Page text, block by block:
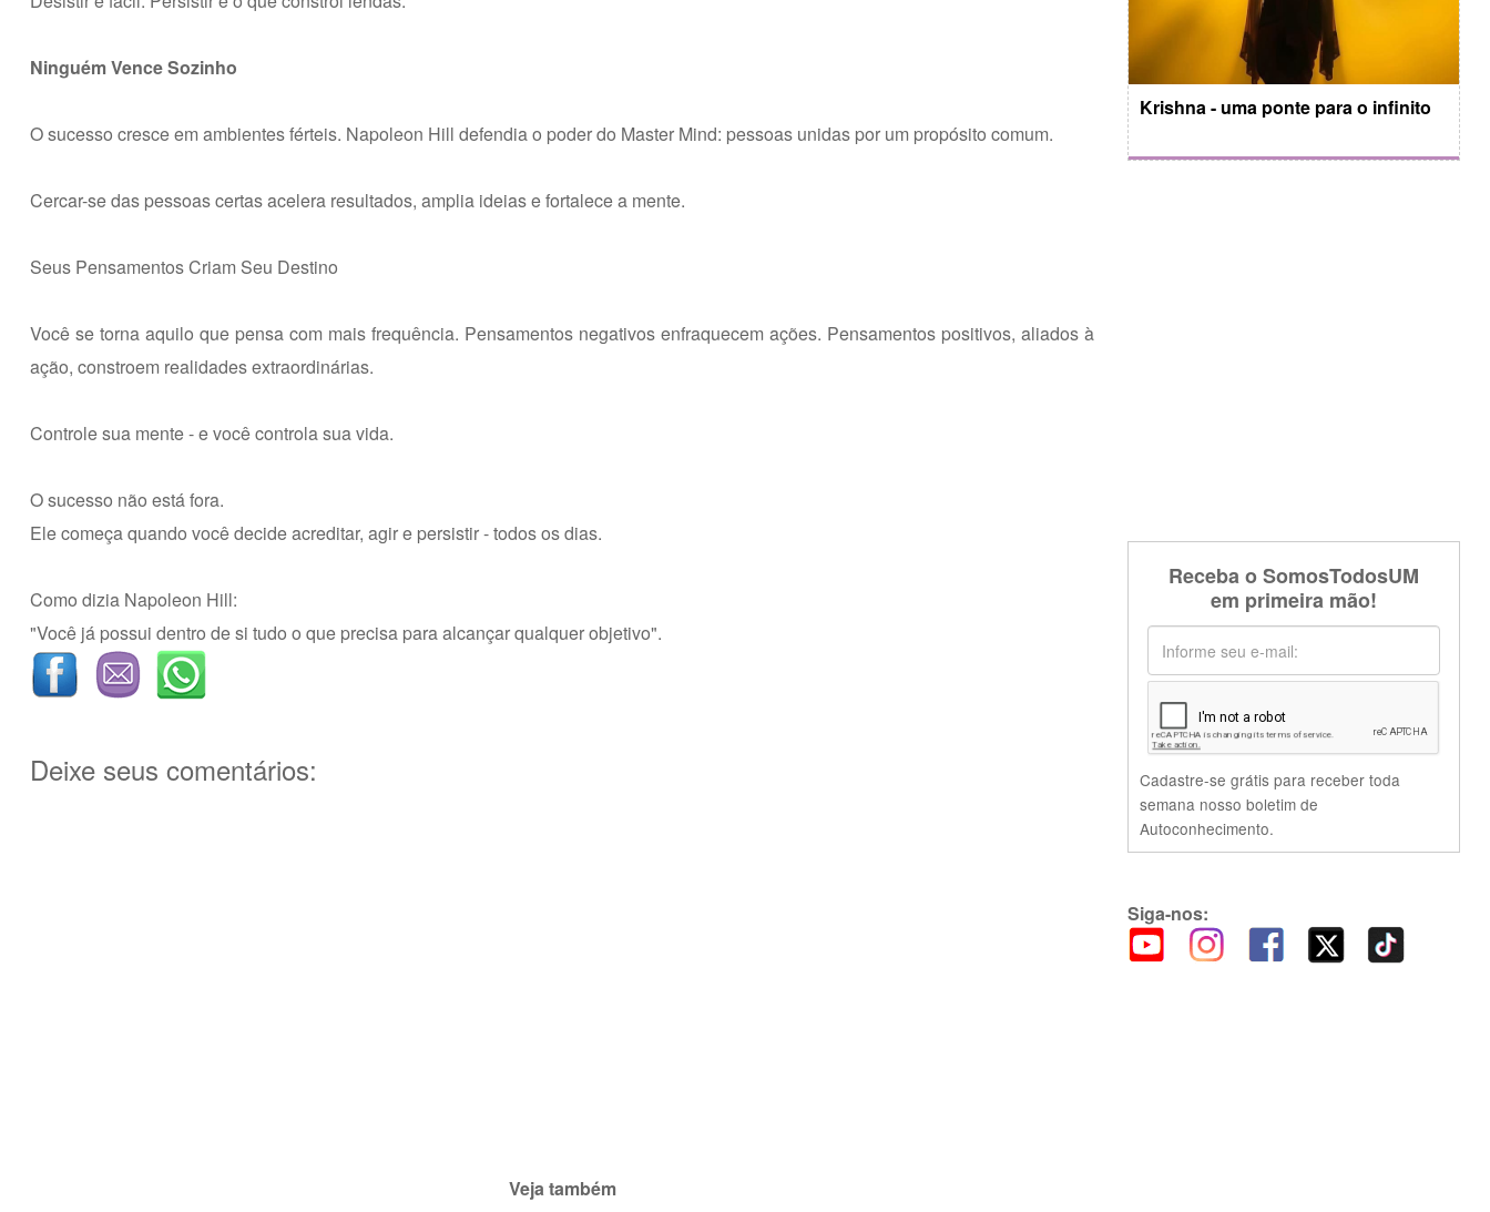
Ninguém Vence Sozinho
O sucesso cresce em ambientes férteis. Napoleon Hill defendia o poder do Master Mind: pessoas unidas por um propósito comum.
Cercar-se das pessoas certas acelera resultados, amplia ideias e fortalece a mente.
Seus Pensamentos Criam Seu Destino
Você se torna aquilo que pensa com mais frequência. Pensamentos negativos enfraquecem ações. Pensamentos positivos, aliados à
ação, constroem realidades extraordinárias.
Controle sua mente - e você controla sua vida.
O sucesso não está fora.
Ele começa quando você decide acreditar, agir e persistir - todos os dias.
Como dizia Napoleon Hill:
"Você já possui dentro de si tudo o que precisa para alcançar qualquer objetivo".
Deixe seus comentários:
Veja também
Krishna - uma ponte para o infinito
Receba o SomosTodosUM
em primeira mão!
Cadastre-se grátis para receber toda
semana nosso boletim de
Autoconhecimento.
Siga-nos: